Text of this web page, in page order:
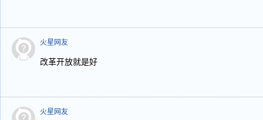
火星网友
改革开放就是好
火星网友